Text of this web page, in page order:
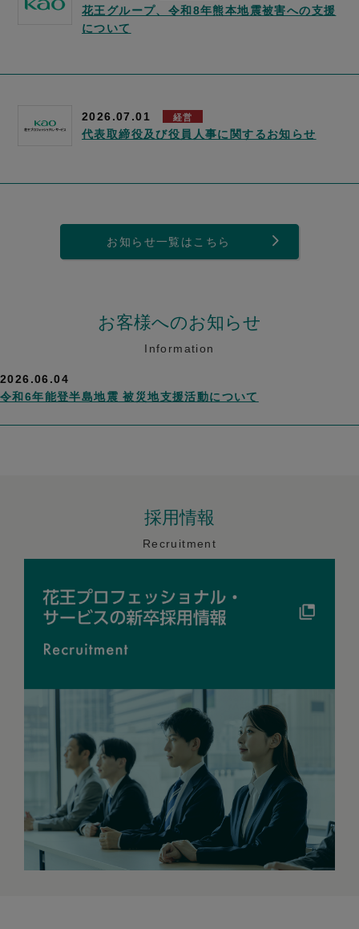
花王グループ、令和8年熊本地震被害への支援
について
2026.07.01 経営
代表取締役及び役員人事に関するお知らせ
お知らせ一覧はこちら
お客様へのお知らせ
Information
2026.06.04
令和6年能登半島地震 被災地支援活動について
採用情報
Recruitment